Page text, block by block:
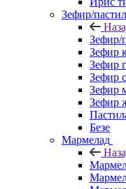
Зефир/
Зефир/
Зефир
Зефир
Зефир
Зефир
Зефир
Безе
Мармелад